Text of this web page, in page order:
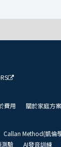
費用 關於家庭方案
Callan Method(凱倫
測驗 AI發音訓練